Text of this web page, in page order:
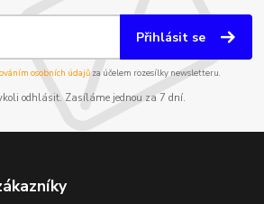
Přihlásit se
osobních údajůza účelem rozesílky newsletteru.
odhlásit. Zasíláme jednou za 7 dní.